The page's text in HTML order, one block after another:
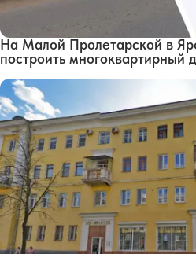
На Малой Пролетарской в
построить многоквартирный